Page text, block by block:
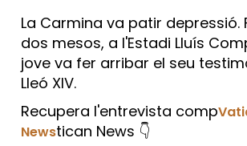
La Carmina va patir depressió.
dos mesos, a l'Estadi Lluís
jove va fer arribar el seu
Lleó XIV.
Recupera l'entrevista comp
Newstican News 👇